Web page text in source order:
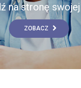
na stronę
ZOBACZ